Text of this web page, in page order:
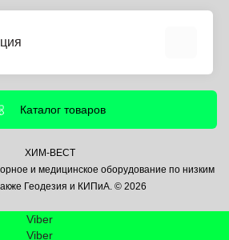
Каталог товаров
ХИМ-ВЕСТ
и медицинское оборудование по низким
Геодезия и КИПиА. © 2026
Viber
Viber